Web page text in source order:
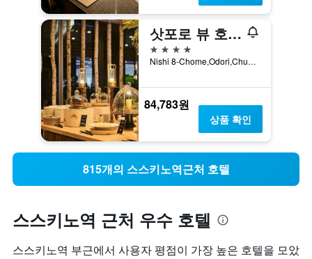
삿포로 뷰 호텔 오도리 파크
4성급
Nishi 8-Chome,Odori,Chuo-ku, 삿포로, 일본
84,783원
상품 확인
815개의 스스키노역근처 호텔
스스키노역 근처 우수 호텔
스스키노역 부근에서 사용자 평점이 가장 높은 호텔을 모았